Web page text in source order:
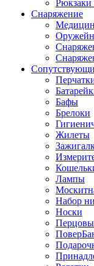
Снаряжение
Бафы
Брелоки
Жилеты
Лампы
Набор
Носки